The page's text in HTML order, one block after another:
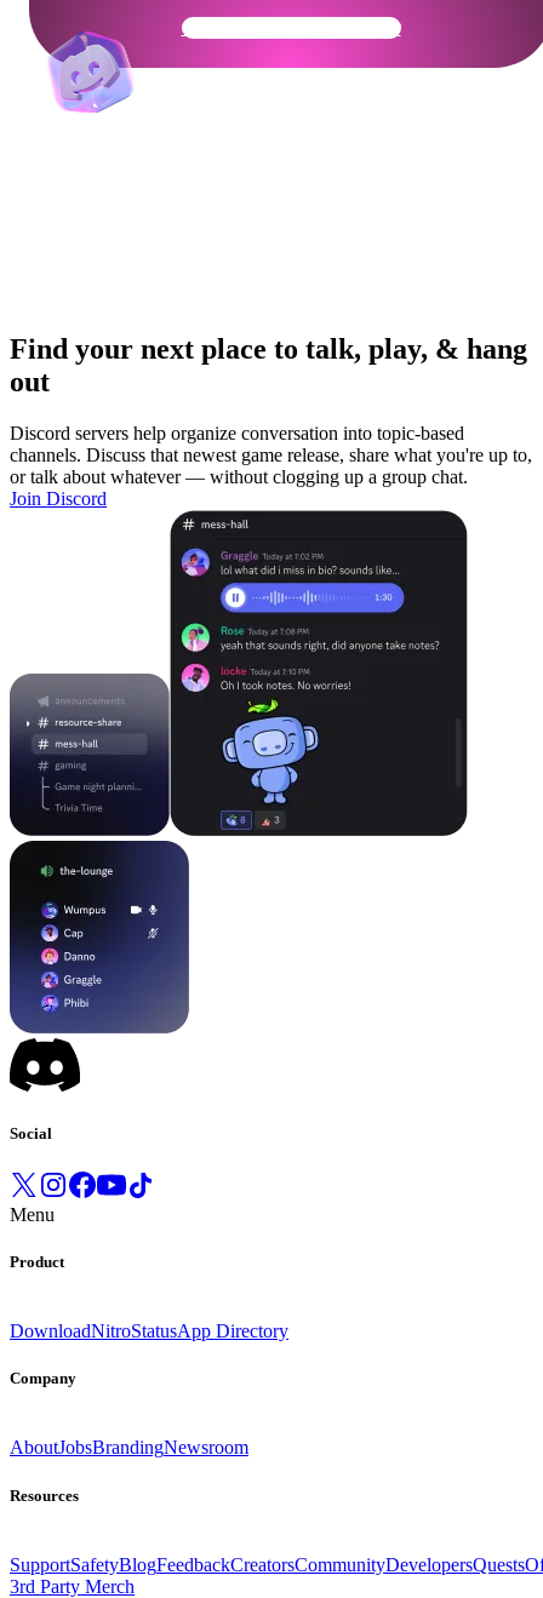
Get Your Community Ready
Find your next place to talk, play, & hang
out
Discord servers help organize conversation into topic-based
channels. Discuss that newest game release, share what you're up to,
or talk about whatever — without clogging up a group chat.
Join Discord
Social
Menu
Product
DownloadNitroStatusApp Directory
Company
AboutJobsBrandingNewsroom
Resources
SupportSafetyBlogFeedbackCreatorsCommunityDevelopersQuests
3rd Party Merch